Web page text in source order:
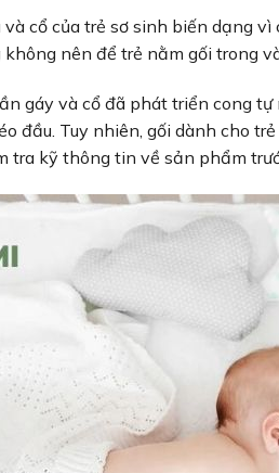
cổ của trẻ sơ sinh biến dạng
nên để trẻ nằm gối trong
gáy và cổ đã phát triển cong
đầu. Tuy nhiên, gối dành cho
tra kỹ thông tin về sản phẩm